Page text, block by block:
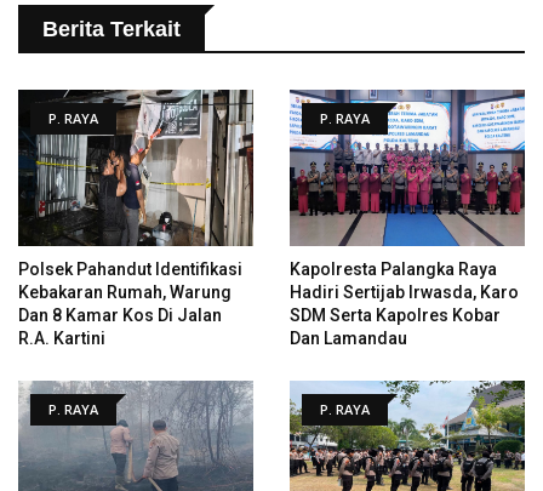
Berita Terkait
P. RAYA
Polsek Pahandut Identifikasi
Kebakaran Rumah, Warung
Dan 8 Kamar Kos Di Jalan
R.A. Kartini
P. RAYA
Kapolresta Palangka Raya
Hadiri Sertijab Irwasda, Karo
SDM Serta Kapolres Kobar
Dan Lamandau
P. RAYA P. RAYA